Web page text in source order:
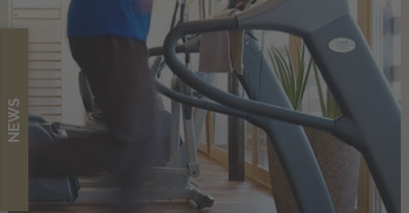
NEWS
RICHIESTA NON VINCOLANTE
PRENOTA ORA ONLINE